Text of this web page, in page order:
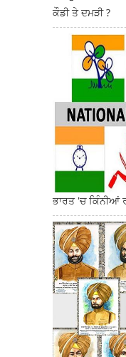
ਕੌਡੀ ਤੇ ਦਮੜੀ ?
ਭਾਰਤ 'ਚ ਕਿੰਨੀਆਂ